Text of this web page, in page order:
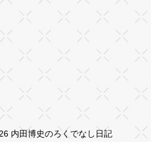
内田博史のろくでなし日記